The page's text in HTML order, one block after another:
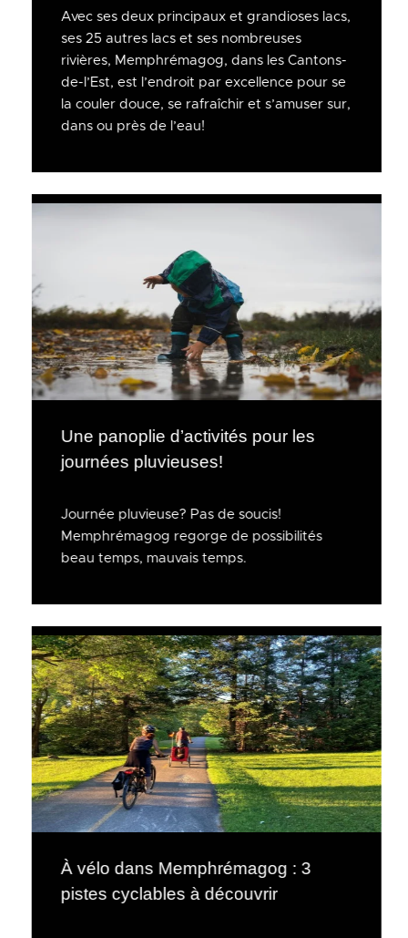
Avec ses deux principaux et grandioses lacs,
ses 25 autres lacs et ses nombreuses
rivières, Memphrémagog, dans les Cantons-
de-l’Est, est l’endroit par excellence pour se
la couler douce, se rafraîchir et s’amuser sur,
dans ou près de l’eau!
Une panoplie d’activités pour les
journées pluvieuses!
Journée pluvieuse? Pas de soucis!
Memphrémagog regorge de possibilités
beau temps, mauvais temps.
À vélo dans Memphrémagog : 3
pistes cyclables à découvrir